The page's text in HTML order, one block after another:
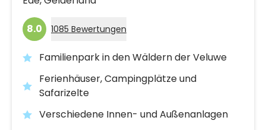
8.0 1085 Bewertungen
Familienpark in den Wäldern der Veluwe
Ferienhäuser, Campingplätze und
Safarizelte
Verschiedene Innen- und Außenanlagen